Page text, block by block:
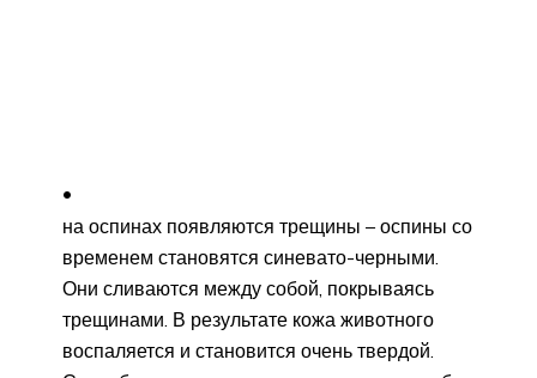
на оспинах появляются трещины – оспины со
временем становятся синевато-черными.
Они сливаются между собой, покрываясь
трещинами. В результате кожа животного
воспаляется и становится очень твердой.